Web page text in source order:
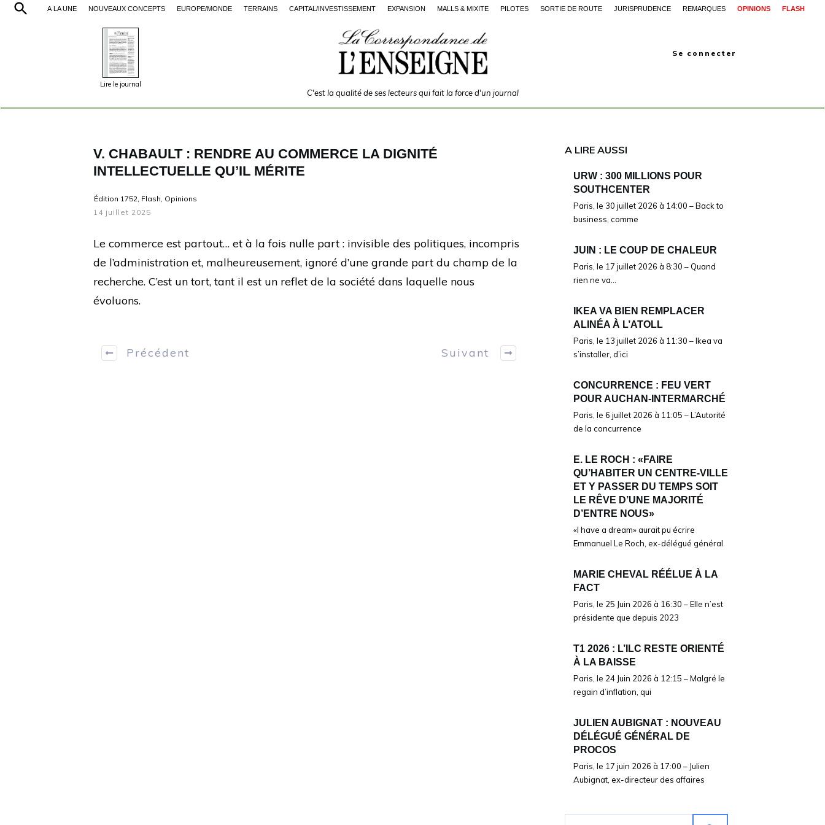
À LA UNE NOUVEAUX CONCEPTS EUROPE/MONDE TERRAINS CAPITAL/INVESTISSEMENT EXPANSION MALLS & MIXITÉ PILOTES SORTIE DE ROUTE JURISPRUDENCE REMARQUES OPINIONS FLASH
Lire le journal
C'est la qualité de ses lecteurs qui fait la force d'un journal
Se connecter
V. CHABAULT : RENDRE AU COMMERCE LA DIGNITÉ
INTELLECTUELLE QU’IL MÉRITE
Édition 1752 Flash Opinions
14 juillet 2025
Le commerce est partout… et à la fois nulle part : invisible des politiques, incompris
de l’administration et, malheureusement, ignoré d’une grande part du champ de la
recherche. C’est un tort, tant il est un reflet de la société dans laquelle nous
évoluons.
Précédent Suivant
A LIRE AUSSI
URW : 300 MILLIONS POUR
SOUTHCENTER
Paris, le 30 juillet 2026 à 14:00 – Back to
business, comme
JUIN : LE COUP DE CHALEUR
Paris, le 17 juillet 2026 à 8:30 – Quand
rien ne va…
IKEA VA BIEN REMPLACER
ALINÉA À L’ATOLL
Paris, le 13 juillet 2026 à 11:30 – Ikea va
s’installer, d’ici
CONCURRENCE : FEU VERT
POUR AUCHAN-INTERMARCHÉ
Paris, le 6 juillet 2026 à 11:05 – L’Autorité
de la concurrence
E. LE ROCH : «FAIRE
QU’HABITER UN CENTRE-VILLE
ET Y PASSER DU TEMPS SOIT
LE RÊVE D’UNE MAJORITÉ
D’ENTRE NOUS»
«I have a dream» aurait pu écrire
Emmanuel Le Roch, ex-délégué général
MARIE CHEVAL RÉÉLUE À LA
FACT
Paris, le 25 Juin 2026 à 16:30 – Elle n’est
présidente que depuis 2023
T1 2026 : L’ILC RESTE ORIENTÉ
À LA BAISSE
Paris, le 24 Juin 2026 à 12:15 – Malgré le
regain d’inflation, qui
JULIEN AUBIGNAT : NOUVEAU
DÉLÉGUÉ GÉNÉRAL DE
PROCOS
Paris, le 17 juin 2026 à 17:00 – Julien
Aubignat, ex-directeur des affaires